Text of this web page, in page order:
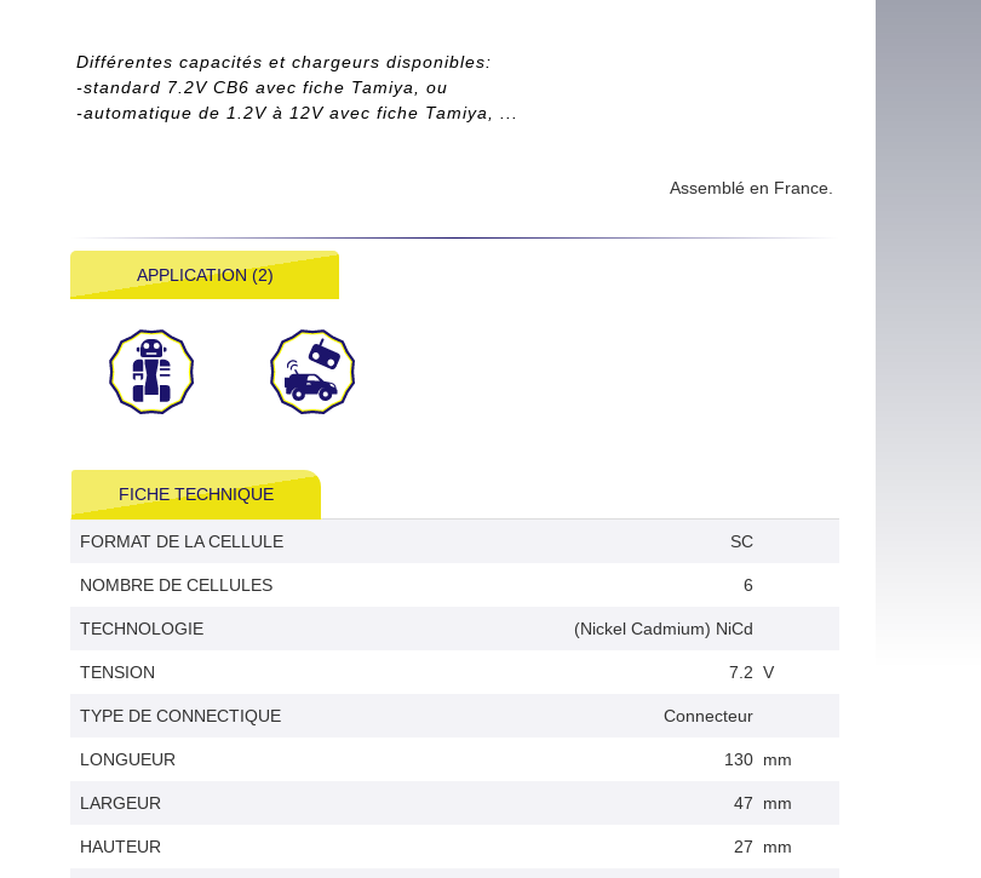
Différentes capacités et chargeurs disponibles:
-standard 7.2V CB6 avec fiche Tamiya, ou
-automatique de 1.2V à 12V avec fiche Tamiya, ...
Assemblé en France.
APPLICATION (2)
FICHE TECHNIQUE
FORMAT DE LA CELLULE SC
NOMBRE DE CELLULES 6
TECHNOLOGIE (Nickel Cadmium) NiCd
TENSION 7.2 V
TYPE DE CONNECTIQUE Connecteur
LONGUEUR 130 mm
LARGEUR 47 mm
HAUTEUR 27 mm